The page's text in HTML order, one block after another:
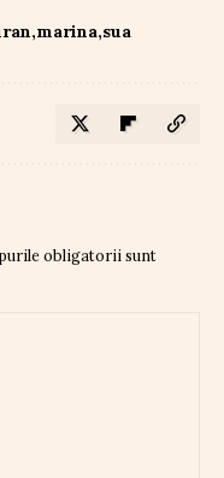
marina sua
obligatorii sunt